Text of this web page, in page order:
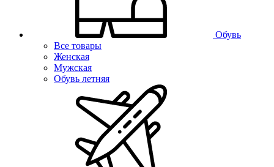
Обувь
Все товары
Женская
Мужская
Обувь летняя